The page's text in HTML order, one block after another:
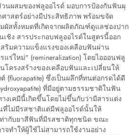
นผสมของฟลูออไรด์ มอบการป้องกันฟันผุ
าสตร์อย่างมีประสิทธิภาพ พร้อมขจัด
ผัสทั้งหมดที่เกิดจากผลิตภัณฑ์ดูแลช่องปาก
ชิง สารประกอบฟลูออไรด์ในสูตรนี้ออก
ริมความแข็งแรงของเคลือบฟันผ่าน
แร่ใหม่" (remineralization) โดยไอออนฟลู
โครงสร้างของเคลือบฟันและเปลี่ยนให้
(fluorapatite) ซึ่งเป็นผลึกที่ทนต่อกรดได้ดี
ที่มีอยู่ตามธรรมชาติในฟัน
งเคมีนี้เกิดขึ้นโดยไม่ขึ้นกับว่ามีสารแต่ง
ที่ไม่มีรสชาติแต่มีฟลูออไรด์นั้นให้
ท่ากับยาสีฟันที่มีรสชาติทุกชนิด ขณะ
จทำให้ผู้ใช้ไม่สามารถใช้งานอย่าง